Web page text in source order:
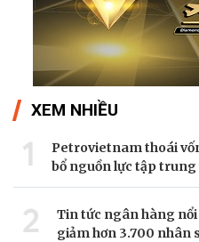
XEM NHIỀU
1
Petrovietnam thoái
bổ nguồn lực tập
2
Tin tức ngân hàng
giảm hơn 3.700 nhân